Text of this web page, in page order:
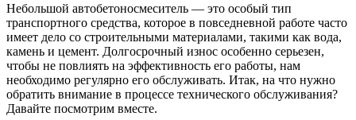
Небольшой автобетоносмеситель — это особый тип
транспортного средства, которое в повседневной работе часто
имеет дело со строительными материалами, такими как вода,
камень и цемент. Долгосрочный износ особенно серьезен,
чтобы не повлиять на эффективность его работы, нам
необходимо регулярно его обслуживать. Итак, на что нужно
обратить внимание в процессе технического обслуживания?
Давайте посмотрим вместе.